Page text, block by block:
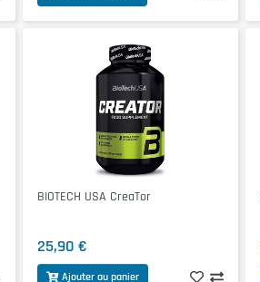
BIOTECH USA CreaTor
25,90 €
Ajouter au panier